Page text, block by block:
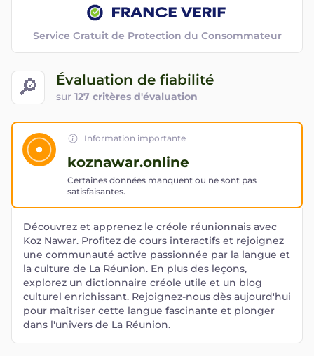
🔎 Évaluation de fiabilité
sur 127 critères d'évaluation
Service Gratuit de Protection du Consommateur
Information importante
koznawar.online
Certaines données manquent ou ne sont pas
satisfaisantes.
Découvrez et apprenez le créole réunionnais avec
Koz Nawar. Profitez de cours interactifs et rejoignez
une communauté active passionnée par la langue et
la culture de La Réunion. En plus des leçons,
explorez un dictionnaire créole utile et un blog
culturel enrichissant. Rejoignez-nous dès aujourd'hui
pour maîtriser cette langue fascinante et plonger
dans l'univers de La Réunion.